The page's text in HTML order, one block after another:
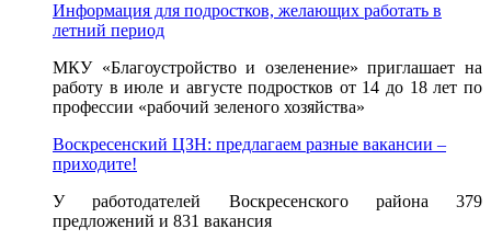
Информация для подростков, желающих работать в
летний период
МКУ «Благоустройство и озеленение» приглашает на
работу в июле и августе подростков от 14 до 18 лет по
профессии «рабочий зеленого хозяйства»
Воскресенский ЦЗН: предлагаем разные вакансии –
приходите!
У работодателей Воскресенского района 379
предложений и 831 вакансия